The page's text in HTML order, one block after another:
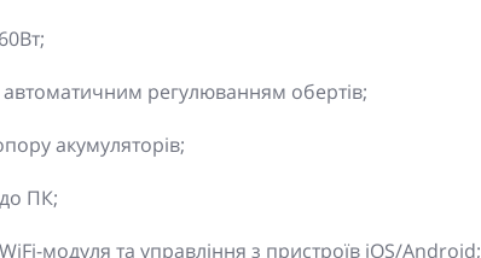
регулюванням обертів;
акумуляторів;
ПК;
модуля та управління з пристроїв iOS/Android;